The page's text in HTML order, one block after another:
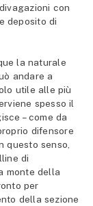
con
deposito di
la naturale
andare a
utile alle più
spesso il
– come da
difensore
questo senso,
di
monte della
per
della sezione